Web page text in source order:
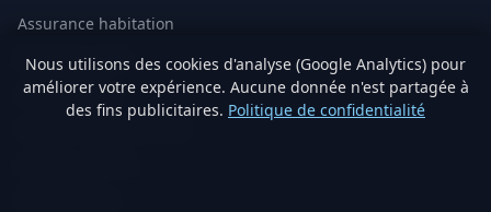
Assurance habitation
Mutuelle santé
Assurance vie
Nous utilisons des cookies d'analyse (Google Analytics) pour
améliorer votre expérience. Aucune donnée n'est partagée à
des fins publicitaires. Politique de confidentialité